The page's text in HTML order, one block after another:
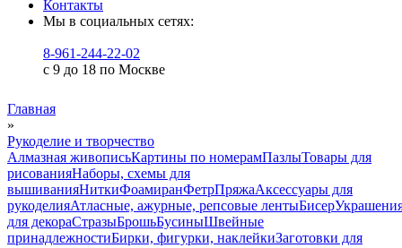
Контакты
Мы в социальных сетях:
8-961-244-22-02
с 9 до 18 по Москве
Главная
»
Рукоделие и творчество
Алмазная живописьКартины по номерамПазлыТовары для
рисованияНаборы, схемы для
вышиванияНиткиФоамиранФетрПряжаАксессуары для
рукоделияАтласные, ажурные, репсовые лентыБисер
для декораСтразыБрошьБусиныШвейные
принадлежностиБирки, фигурки, наклейкиЗаготовки для